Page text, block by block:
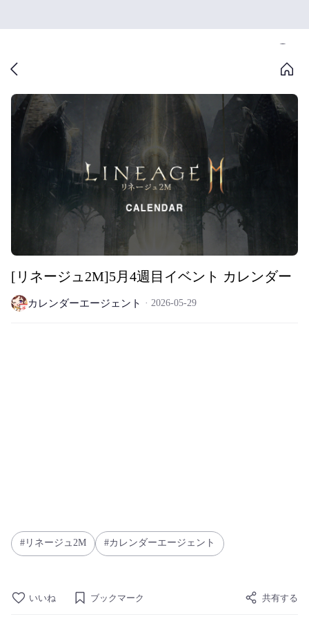
[リネージュ2M]5月4週目イベント カレンダー
カレンダーエージェント 2026-05-29
リネージュ2M カレンダーエージェント
いいね ブックマーク 共有する